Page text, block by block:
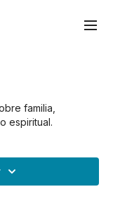
familia,
espiritual.